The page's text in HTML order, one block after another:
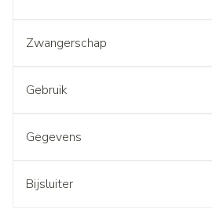
Zwangerschap
Gebruik
Gegevens
Bijsluiter